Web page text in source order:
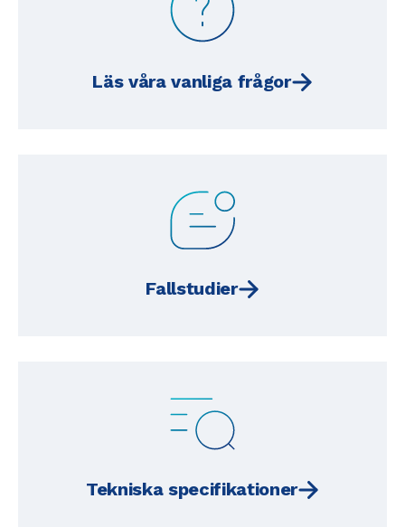
Läs våra vanliga frågor
Fallstudier
Tekniska specifikationer